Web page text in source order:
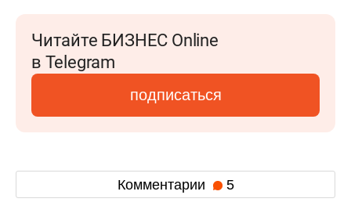
Читайте БИЗНЕС Online
в Telegram
подписаться
Комментарии 5